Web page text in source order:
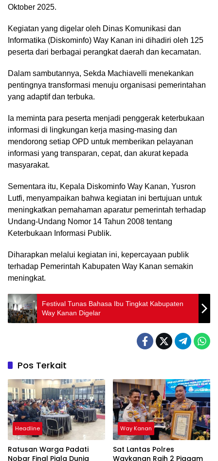
Oktober 2025.
Kegiatan yang digelar oleh Dinas Komunikasi dan
Informatika (Diskominfo) Way Kanan ini dihadiri oleh 125
peserta dari berbagai perangkat daerah dan kecamatan.
Dalam sambutannya, Sekda Machiavelli menekankan
pentingnya transformasi menuju organisasi pemerintahan
yang adaptif dan terbuka.
Ia meminta para peserta menjadi penggerak keterbukaan
informasi di lingkungan kerja masing-masing dan
mendorong setiap OPD untuk memberikan pelayanan
informasi yang transparan, cepat, dan akurat kepada
masyarakat.
Sementara itu, Kepala Diskominfo Way Kanan, Yusron
Lutfi, menyampaikan bahwa kegiatan ini bertujuan untuk
meningkatkan pemahaman aparatur pemerintah terhadap
Undang-Undang Nomor 14 Tahun 2008 tentang
Keterbukaan Informasi Publik.
Diharapkan melalui kegiatan ini, kepercayaan publik
terhadap Pemerintah Kabupaten Way Kanan semakin
meningkat.
Festival Tunas Bahasa Ibu Tingkat Kabupaten
Way Kanan Digelar
Pos Terkait
Headline
Ratusan Warga Padati
Nobar Final Piala Dunia
Way Kanan
Sat Lantas Polres
Waykanan Raih 2 Piagam